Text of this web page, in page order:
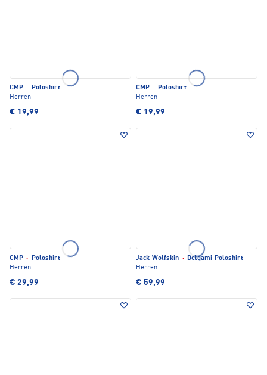
CMP ·
Poloshirt
Herren
€ 19,99
CMP ·
Poloshirt
Herren
€ 19,99
CMP ·
Poloshirt
Herren
€ 29,99
Jack Wolfskin · Delgami Poloshirt
Herren
€ 59,99